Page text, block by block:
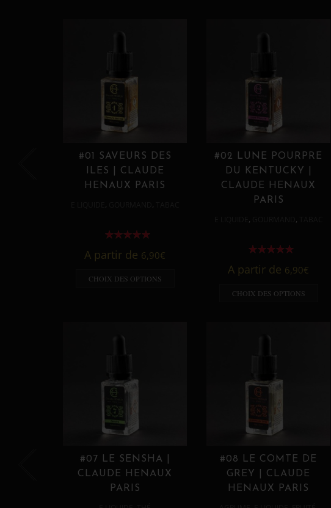
#01 SAVEURS DES
ILES | CLAUDE
HENAUX PARIS
, ,
A partir de 6,90€
CHOIX DES OPTIONS
#02 LUNE POURPRE
DU KENTUCKY |
CLAUDE HENAUX
PARIS
, ,
A partir de 6,90€
CHOIX DES OPTIONS
#07 LE SENSHA |
CLAUDE HENAUX
PARIS
#08 LE COMTE DE
GREY | CLAUDE
HENAUX PARIS